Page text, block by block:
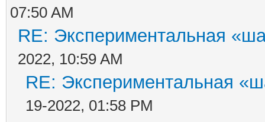
07:50 AM
RE: Экспериментальная
2022, 10:59 AM
RE: Экспериментальная
19-2022, 01:58 PM